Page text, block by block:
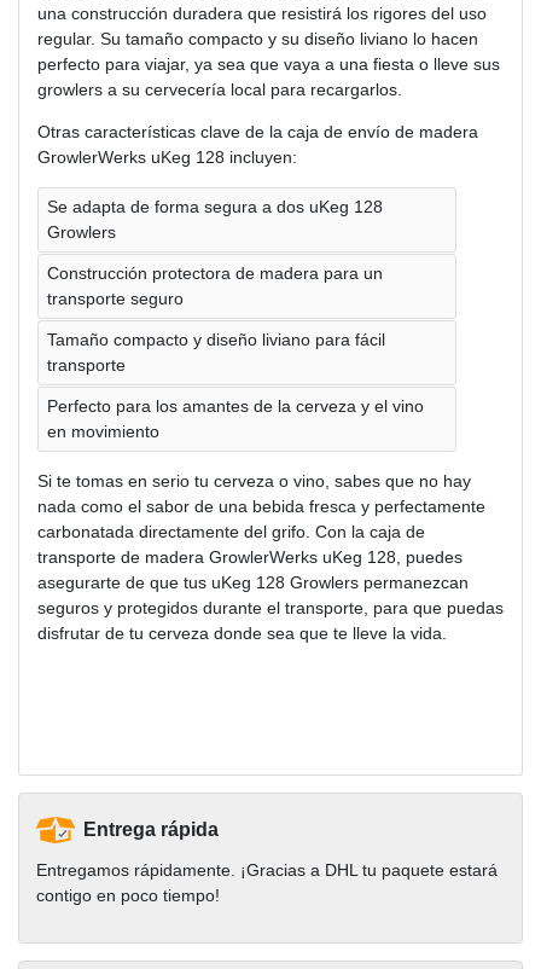
una construcción duradera que resistirá los rigores del uso
regular. Su tamaño compacto y su diseño liviano lo hacen
perfecto para viajar, ya sea que vaya a una fiesta o lleve sus
growlers a su cervecería local para recargarlos.
Otras características clave de la caja de envío de madera
GrowlerWerks uKeg 128 incluyen:
Se adapta de forma segura a dos uKeg 128
Growlers
Construcción protectora de madera para un
transporte seguro
Tamaño compacto y diseño liviano para fácil
transporte
Perfecto para los amantes de la cerveza y el vino
en movimiento
Si te tomas en serio tu cerveza o vino, sabes que no hay
nada como el sabor de una bebida fresca y perfectamente
carbonatada directamente del grifo. Con la caja de
transporte de madera GrowlerWerks uKeg 128, puedes
asegurarte de que tus uKeg 128 Growlers permanezcan
seguros y protegidos durante el transporte, para que puedas
disfrutar de tu cerveza donde sea que te lleve la vida.
Entrega rápida
Entregamos rápidamente. ¡Gracias a DHL tu paquete estará
contigo en poco tiempo!